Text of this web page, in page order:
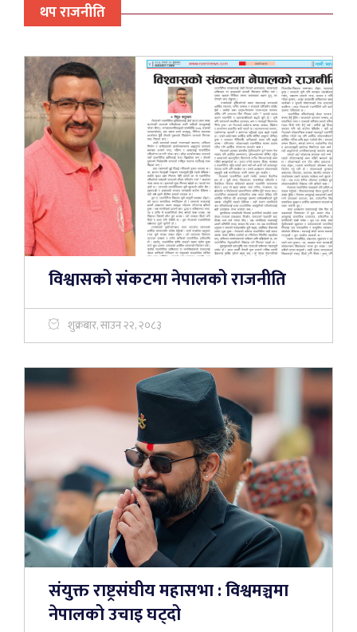
थप राजनीति
विश्वासको संकटमा नेपालको राजनीति
शुक्रबार, साउन २२, २०८३
संयुक्त राष्ट्रसंघीय महासभा : विश्वमञ्चमा
नेपालको उचाइ घट्दो